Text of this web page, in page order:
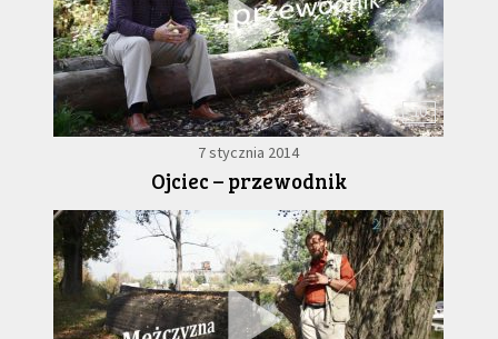
10
7 stycznia 2014
Ojciec – przewodnik